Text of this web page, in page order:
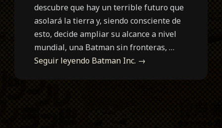
descubre que hay un terrible futuro que
asolará la tierra y, siendo consciente de
esto, decide ampliar su alcance a nivel
mundial, una Batman sin fronteras, …
Seguir leyendo Batman Inc. →